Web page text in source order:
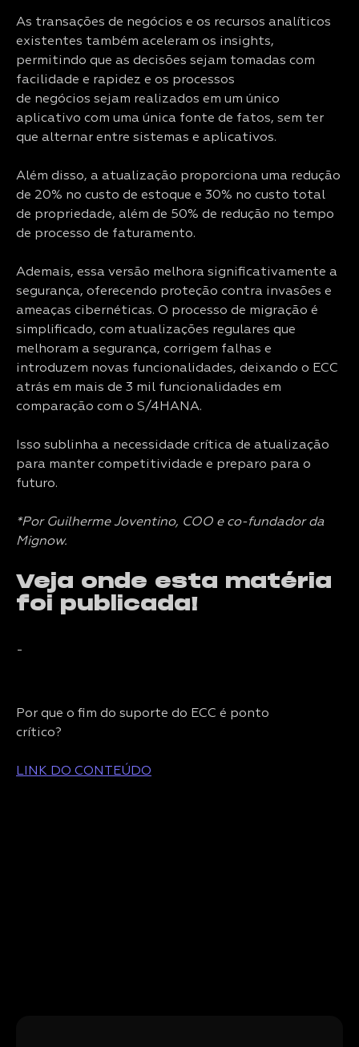
As transações de negócios e os recursos analíticos
existentes também aceleram os insights,
permitindo que as decisões sejam tomadas com
facilidade e rapidez e os processos
de negócios sejam realizados em um único
aplicativo com uma única fonte de fatos, sem ter
que alternar entre sistemas e aplicativos.
Além disso, a atualização proporciona uma redução
de 20% no custo de estoque e 30% no custo total
de propriedade, além de 50% de redução no tempo
de processo de faturamento.
Ademais, essa versão melhora significativamente a
segurança, oferecendo proteção contra invasões e
ameaças cibernéticas. O processo de migração é
simplificado, com atualizações regulares que
melhoram a segurança, corrigem falhas e
introduzem novas funcionalidades, deixando o ECC
atrás em mais de 3 mil funcionalidades em
comparação com o S/4HANA.
Isso sublinha a necessidade crítica de atualização
para manter competitividade e preparo para o
futuro.
*Por Guilherme Joventino, COO e co-fundador da
Mignow.
Veja onde esta matéria
foi publicada!
-
Por que o fim do suporte do ECC é ponto
crítico?
LINK DO CONTEÚDO